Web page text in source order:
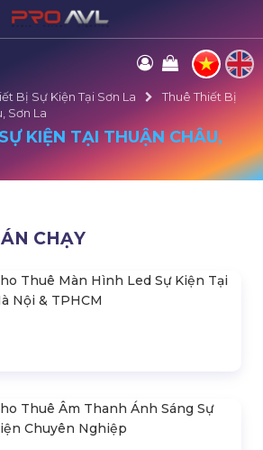
Bị Sự Kiện Tại Sơn La
Thuê Thiết Bị
Sơn La
KIỆN TẠI THUẬN CHÂU,
CHẠY
Thuê Màn Hình Led Sự Kiện Tại
Nội & TPHCM
Thuê Âm Thanh Ánh Sáng Sự
Chuyên Nghiệp